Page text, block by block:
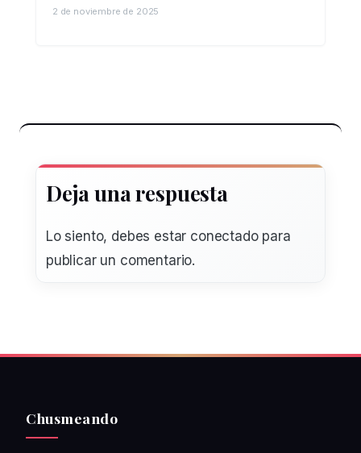
2 de noviembre de 2025
Deja una respuesta
Lo siento, debes estar conectadopara
publicar un comentario.
Chusmeando